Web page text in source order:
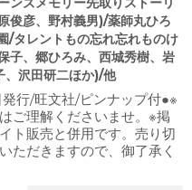
俊彦、野村義男)/薬師丸ひろ
/タレントもの忘れ忘れものけ
子、郷ひろみ、西城秀樹、岩
、沢田研二ほか)/他
行/旺文社/ピンナップ付●※
ご理解くださいませ。※掲
ト販売と併用です。売り切
ただきますので、御了承く